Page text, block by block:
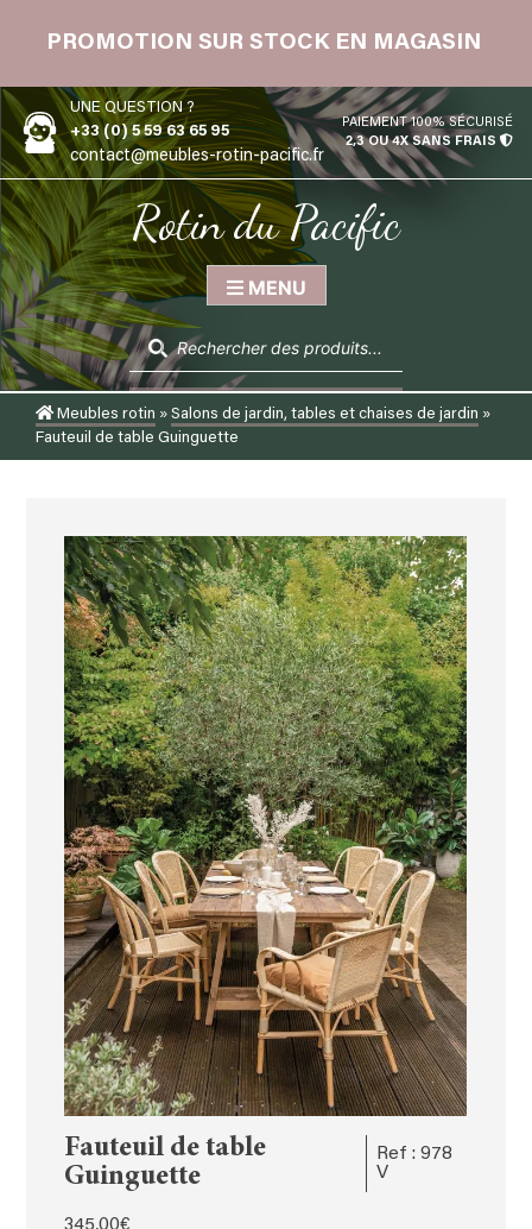
PROMOTION SUR STOCK EN MAGASIN
UNE QUESTION ?
+33 (0) 5 59 63 65 95
contact@meubles-rotin-pacific.fr
PAIEMENT 100% SÉCURISÉ
2,3 OU 4X SANS FRAIS
Rotin du Pacific
MENU
Recherche
de
produits
Meubles rotin » Salons de jardin, tables et chaises de jardin »
Fauteuil de table Guinguette
Fauteuil de table
Guinguette
Ref : 978
V